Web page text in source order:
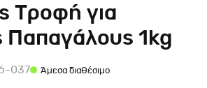
Τροφή για
Παπαγάλους 1kg
037 Άμεσα διαθέσιμο